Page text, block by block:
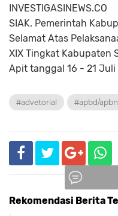
INVESTIGASINEWS.CO
SIAK. Pemerintah
Selamat Atas
XIX Tingkat Kabupaten
Apit tanggal 16 - 21 Juli
#advetorial #apbd/apbn
Rekomendasi Berita